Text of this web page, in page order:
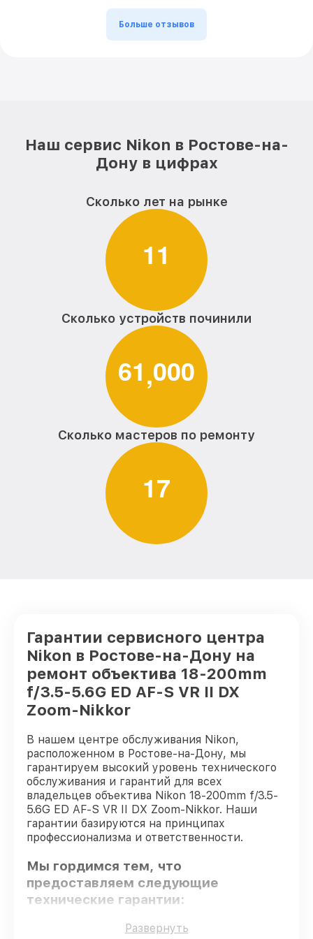
5.6G ED AF-S VR II DX Zoom-Nikkor Nikon
Больше отзывов
Наш сервис Nikon в Ростове-на-
Дону в цифрах
Сколько лет на рынке
11
Сколько устройств починили
61,000
Сколько мастеров по ремонту
17
Гарантии сервисного центра
Nikon в Ростове-на-Дону на
ремонт объектива 18-200mm
f/3.5-5.6G ED AF-S VR II DX
Zoom-Nikkor
В нашем центре обслуживания Nikon,
расположенном в Ростове-на-Дону, мы
гарантируем высокий уровень технического
обслуживания и гарантий для всех
владельцев объектива Nikon 18-200mm f/3.5-
5.6G ED AF-S VR II DX Zoom-Nikkor. Наши
гарантии базируются на принципах
профессионализма и ответственности.
Мы гордимся тем, что
предоставляем следующие
технические гарантии:
Развернуть